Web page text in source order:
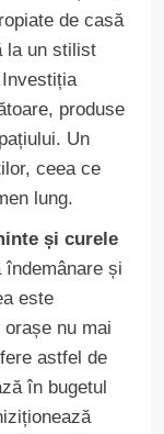
de casă
la un stilist
produse
Un
ceea ce
lung.
și curele
și
este
nu mai
astfel de
în bugetul